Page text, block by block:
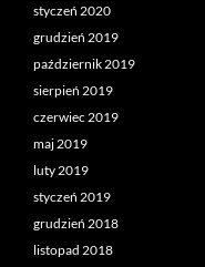
styczeń 2020
grudzień 2019
październik 2019
sierpień 2019
czerwiec 2019
maj 2019
luty 2019
styczeń 2019
grudzień 2018
listopad 2018